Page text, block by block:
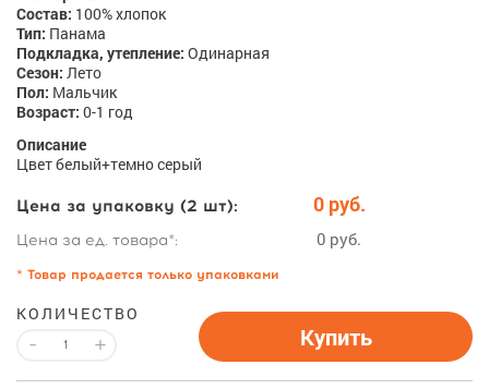
Состав: 100% хлопок
Тип: Панама
Подкладка, утепление: Одинарная
Сезон: Лето
Пол: Мальчик
Возраст: 0-1 год
Описание
Цвет белый+темно серый
Цена за упаковку (2 шт): 0 руб.
Цена за ед. товара*: 0 руб.
* Товар продается только упаковками
КОЛИЧЕСТВО
- + Купить